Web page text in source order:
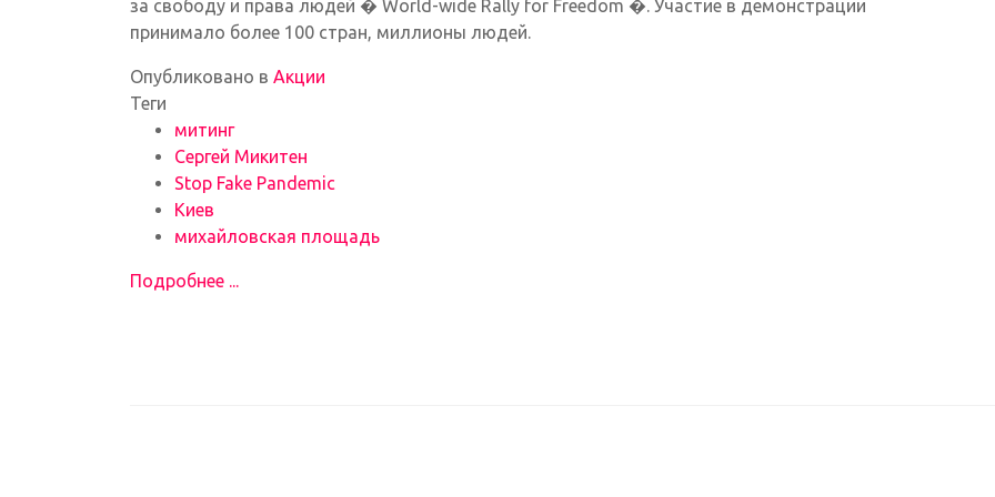
за свободу и права людей � World-wide Rally for Freedom �. Участие в демонстрации
принимало более 100 стран, миллионы людей.
Опубликовано в Акции
Теги
митинг
Сергей Микитен
Stop Fake Pandemic
Киев
михайловская площадь
Подробнее ...